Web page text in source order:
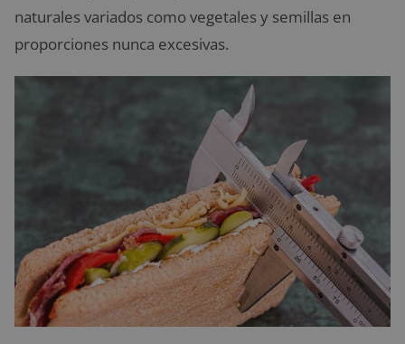
naturales variados como vegetales y semillas en
proporciones nunca excesivas.